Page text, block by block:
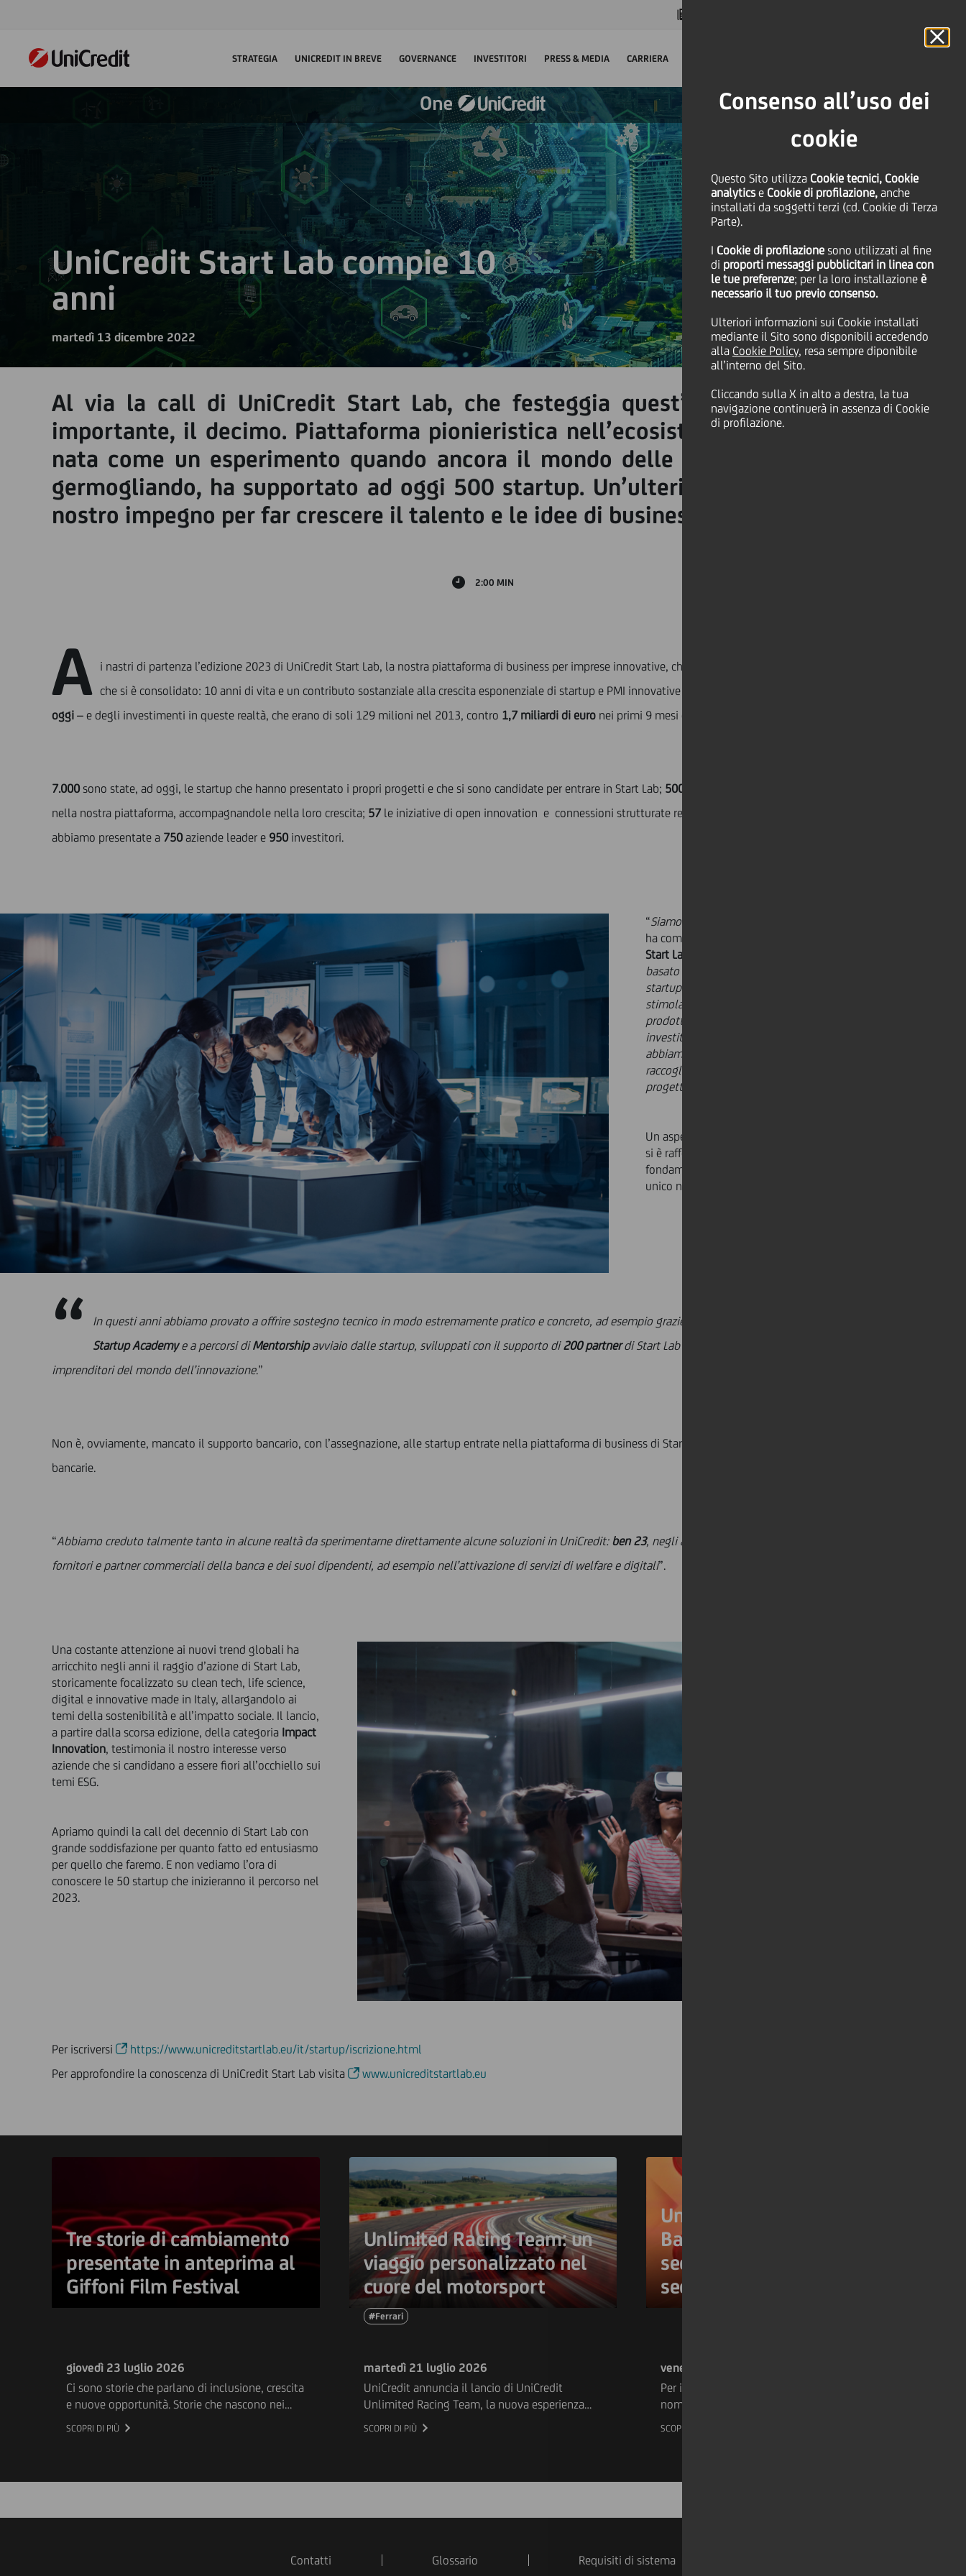
STRATEGIA UNICREDIT IN BREVE GOVERNANCE INVESTITORI PRESS & MEDIA CARRIERA
Consenso all’uso dei
cookie
Questo Sito utilizza Cookie tecnici, Cookie
analyticse Cookie di profilazione, anche
installati da soggetti terzi (cd. Cookie di Terza
Parte).
I Cookie di profilazione sono utilizzati al fine
di proporti messaggi pubblicitari in linea con
le tue preferenze; per la loro installazione è
necessario il tuo previo consenso.
Ulteriori informazioni sui Cookie installati
mediante il Sito sono disponibili accedendo
alla Cookie Policy, resa sempre diponibile
all’interno del Sito.
Cliccando sulla X in alto a destra, la tua
navigazione continuerà in assenza di Cookie
di profilazione.
UniCredit Start Lab compie 10
anni
martedì 13 dicembre 2022
Al via la call di UniCredit Start Lab, che festeggia quest’anno un anniversario
importante, il decimo. Piattaforma pionieristica nell’ecosistema dell’innovazione,
nata come un esperimento quando ancora il mondo delle startup italiane stava
germogliando, ha supportato ad oggi 500 startup. Un’ulteriore testimonianza del
nostro impegno per far crescere il talento e le idee di business.
2:00 MIN
A i nastri di partenza l’edizione 2023 di UniCredit Start Lab, la nostra piattaforma di business per imprese innovative, che celebra in quest’edizione un esperimento
che si è consolidato: 10 anni di vita e un contributo sostanziale alla crescita esponenziale di startup e PMI innovative in Italia - solo 1.500 nel 2013 e
oggi – e degli investimenti in queste realtà, che erano di soli 129 milioni nel 2013, contro 1,7 miliardi di euro nei primi 9 mesi del 2022.
7.000 sono state, ad oggi, le startup che hanno presentato i propri progetti e che si sono candidate per entrare in Start Lab; 500
nella nostra piattaforma, accompagnandole nella loro crescita; 57le iniziative di open innovation e connessioni strutturate realizzate in questi anni, nel corso delle quali le
abbiamo presentate a 750 aziende leader e 950 investitori.
“Siamo orgogliosi del nostro lavoro in questi anni
ha commentato
Start Lab & Development Programs
basato sulla creazione di connessioni, tra le migliori
startup italiane e le imprese del network di UniCredit,
stimolando sinergie commerciali, industriali e di
prodotto. E ancora su connessioni tra startup e
investitori, Venture Capital e business angel, con cui
abbiamo dato modo alle realtà più promettenti di
raccogliere capitali importanti per il proprio
progetto
Un aspetto, quello dell’”innovazione di squadra”, che
si è rafforzato negli anni con altri elementi
fondamentali, in grado di rendere UniCredit Start Lab
unico nel suo genere.
“ In questi anni abbiamo provato a offrire sostegno tecnico in modo estremamente pratico e concreto, ad esempio grazie al programma di training manageriale
Startup Academye a percorsi diMentorshipavviaio dalle startup, sviluppati con il supporto di200 partnerdi Start Lab fra esperti, opinion leaders, professionisti ed
imprenditori del mondo dell’innovazione.”
Non è, ovviamente, mancato il supporto bancario, con l’assegnazione, alle startup entrate nella piattaforma di business di Start Lab di gestori dedicati alle loro esigenze
bancarie.
“Abbiamo creduto talmente tanto in alcune realtà da sperimentarne direttamente alcune soluzioni in UniCredit: ben 23, negli anni, sono state le startup che sono diventate
fornitori e partner commerciali della banca e dei suoi dipendenti, ad esempio nell’attivazione di servizi di welfare e digitali”.
Una costante attenzione ai nuovi trend globali ha
arricchito negli anni il raggio d’azione di Start Lab,
storicamente focalizzato su clean tech, life science,
digital e innovative made in Italy, allargandolo ai
temi della sostenibilità e all’impatto sociale. Il lancio,
a partire dalla scorsa edizione, della categoria Impact
Innovation, testimonia il nostro interesse verso
aziende che si candidano a essere fiori all’occhiello sui
temi ESG.
Apriamo quindi la call del decennio di Start Lab con
grande soddisfazione per quanto fatto ed entusiasmo
per quello che faremo. E non vediamo l’ora di
conoscere le 50 startup che inizieranno il percorso nel
2023.
Per iscriversi
https://www.unicreditstartlab.eu/it/startup/iscrizione.html
Per approfondire la conoscenza di UniCredit Start Lab visita
www.unicreditstartlab.eu
Tre storie di cambiamento
presentate in anteprima al
Giffoni Film Festival
giovedì 23 luglio 2026
Ci sono storie che parlano di inclusione, crescita
e nuove opportunità. Storie che nascono nei
territori e che, ogni giorno, contribuiscono a
del documentario per valorizzare il lavoro delle
SCOPRI DI PIÙ
Unlimited Racing Team: un
viaggio personalizzato nel
cuore del motorsport
#Ferrari
martedì 21 luglio 2026
UniCredit annuncia il lancio di UniCredit
Unlimited Racing Team, la nuova esperienza
digitale interattiva nata nell’ambito della
rappresenta il loro contributo all’interno di un
SCOPRI DI PIÙ
UniCredit è la Migliore
Banca d’Europa per il
secondo anno consecutivo
secondo Euromoney
venerdì 17 luglio 2026
Per il secondo anno consecutivo, siamo stati
nominati Migliore Banca d’Europa agli
SCOPRI DI PIÙ
Contatti Glossario Requisiti di sistema